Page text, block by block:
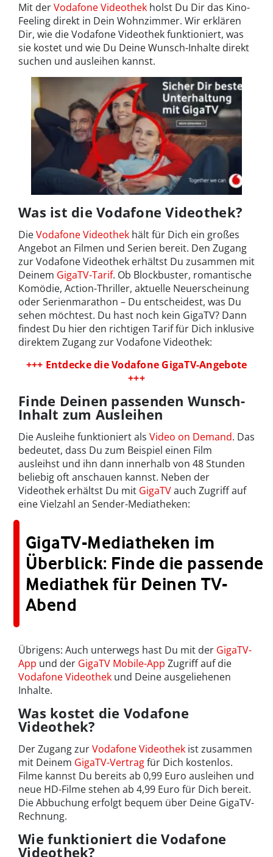
Mit derVodafone Videothek holst Du Dir das Kino-
Feeling direkt in Dein Wohnzimmer. Wir erklären
Dir, wie die Vodafone Videothek funktioniert, was
sie kostet und wie Du Deine Wunsch-Inhalte direkt
suchen und ausleihen kannst.
Was ist die Vodafone Videothek?
DieVodafone Videothek hält für Dich ein großes
Angebot an Filmen und Serien bereit. Den Zugang
zur Vodafone Videothek erhältst Du zusammen mit
Deinem GigaTV-Tarif. Ob Blockbuster, romantische
Komödie, Action-Thriller, aktuelle Neuerscheinung
oder Serienmarathon – Du entscheidest, was Du
sehen möchtest. Du hast noch kein GigaTV? Dann
findest Du hier den richtigen Tarif für Dich inklusive
direktem Zugang zur Vodafone Videothek:
+++ Entdecke die Vodafone GigaTV-Angebote
+++
Finde Deinen passenden Wunsch-
Inhalt zum Ausleihen
Die Ausleihe funktioniert als Video on Demand. Das
bedeutet, dass Du zum Beispiel einen Film
ausleihst und ihn dann innerhalb von 48 Stunden
beliebig oft anschauen kannst. Neben der
Videothek erhältst Du mit GigaTVauch Zugriff auf
eine Vielzahl an Sender-Mediatheken:
GigaTV-Mediatheken im
Überblick: Finde die passende
Mediathek für Deinen TV-
Abend
Übrigens: Auch unterwegs hast Du mit der GigaTV-
App und der GigaTV Mobile-App Zugriff auf die
Vodafone Videothek und Deine ausgeliehenen
Inhalte.
Was kostet die Vodafone
Videothek?
Der Zugang zurVodafone Videothek ist zusammen
mit Deinem GigaTV-Vertragfür Dich kostenlos.
Filme kannst Du bereits ab 0,99 Euro ausleihen und
neue HD-Filme stehen ab 4,99 Euro für Dich bereit.
Die Abbuchung erfolgt bequem über Deine GigaTV-
Rechnung.
Wie funktioniert die Vodafone
Videothek?